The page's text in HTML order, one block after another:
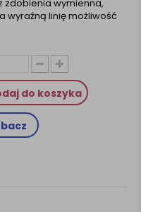
zdobienia wymienna,
wyraźną linię możliwość
do koszyka